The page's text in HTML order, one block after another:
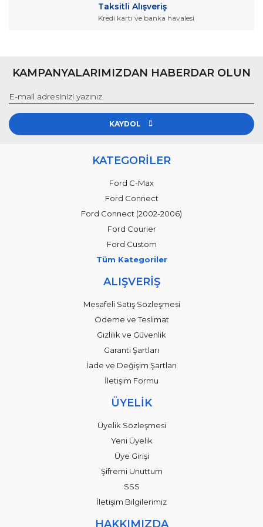
Taksitli Alışveriş
Kredi kartı ve banka havalesi
KAMPANYALARIMIZDAN HABERDAR OLUN
KAYDOL
KATEGORİLER
Ford C-Max
Ford Connect
Ford Connect (2002-2006)
Ford Courier
Ford Custom
Tüm Kategoriler
ALIŞVERİŞ
Mesafeli Satış Sözleşmesi
Ödeme ve Teslimat
Gizlilik ve Güvenlik
Garanti Şartları
İade ve Değişim Şartları
İletişim Formu
ÜYELİK
Üyelik Sözleşmesi
Yeni Üyelik
Üye Girişi
Şifremi Unuttum
SSS
İletişim Bilgilerimiz
HAKKIMIZDA